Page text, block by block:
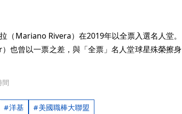
（Mariano Rivera）在2019年以全票入選名人堂。
也曾以一票之差，與「全票」名人堂球星殊榮擦身
間
洋基 美國職棒大聯盟